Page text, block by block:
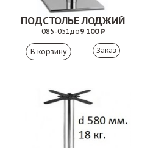
ПОДСТОЛЬЕ ЛОДЖИЙ
085-051до9 100 ₽
Заказ